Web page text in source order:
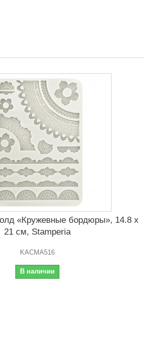
«Кружевные бордюры», 14.8 x
21 см, Stamperia
KACMA516
В наличии